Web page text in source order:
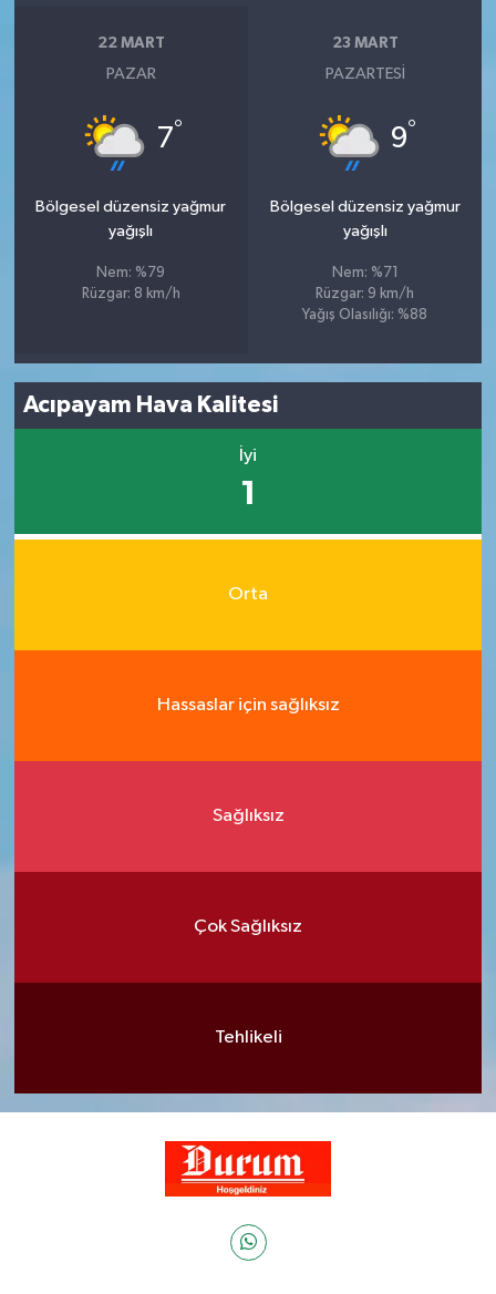
22 MART
PAZAR
7°
Bölgesel düzensiz yağmur
yağışlı
Nem: %79
Rüzgar: 8 km/h
23 MART
PAZARTESI
9°
Bölgesel düzensiz yağmur
yağışlı
Nem: %71
Rüzgar: 9 km/h
Yağış Olasılığı: %88
Acıpayam Hava Kalitesi
İyi
1
Orta
Hassaslar için sağlıksız
Sağlıksız
Çok Sağlıksız
Tehlikeli